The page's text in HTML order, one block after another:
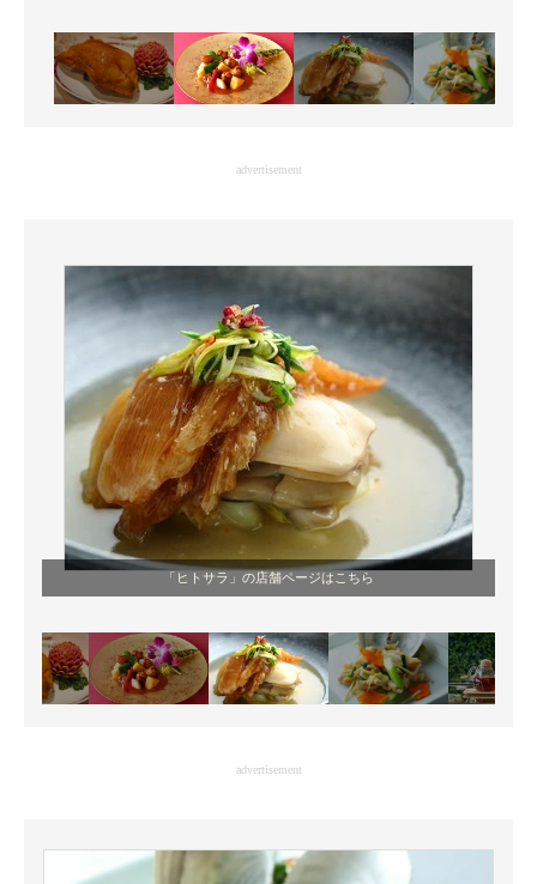
advertisement
「ヒトサラ」の店舗ページはこちら
advertisement